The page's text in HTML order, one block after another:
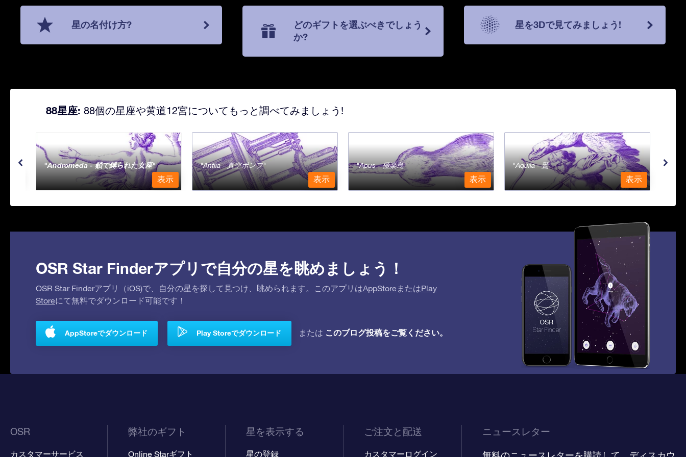
星の名付け方?
どのギフトを選ぶべきでしょう
か?
星を3Dで見てみましょう!
88星座: 88個の星座や黄道12宮についてもっと調べてみましょう!
Andromeda - 鎖で縛られた女座
表示
Antlia - 真空ポンプ
表示
Apus - 極楽鳥
表示
Aquila - 鷲
表示
OSR Star Finderアプリで自分の星を眺めましょう！
OSR Star Finderアプリ（iOS)で、自分の星を探して見つけ、眺められます。このアプリはAppStore またはPlay
Storeにて無料でダウンロード可能です！
AppStoreでダウンロード Play Storeでダウンロード または このブログ投稿をご覧ください。
OSR
カスタマーサービス
弊社のギフト
Online Starギフト
星を表示する
星の登録
ご注文と配送
カスタマーログイン
ニュースレター